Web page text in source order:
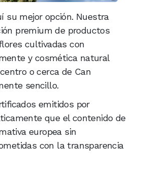
su mejor opción. Nuestra
premium de productos
cultivadas con
y cosmética natural
o cerca de Can
sencillo.
emitidos por
que el contenido de
europea sin
con la transparencia